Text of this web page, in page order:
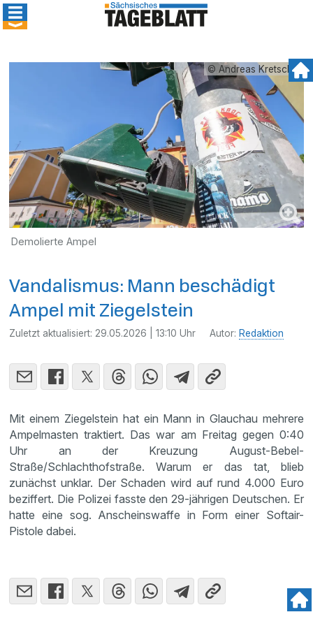
© Andreas Kretschel
Demolierte Ampel
Vandalismus: Mann beschädigt
Ampel mit Ziegelstein
Zuletzt aktualisiert: 29.05.2026 | 13:10 Uhr Autor: Redaktion
Mit einem Ziegelstein hat ein Mann in Glauchau mehrere
Ampelmasten traktiert. Das war am Freitag gegen 0:40
Uhr an der Kreuzung August-Bebel-
Straße/Schlachthofstraße. Warum er das tat, blieb
zunächst unklar. Der Schaden wird auf rund 4.000 Euro
beziffert. Die Polizei fasste den 29-jährigen Deutschen. Er
hatte eine sog. Anscheinswaffe in Form einer Softair-
Pistole dabei.